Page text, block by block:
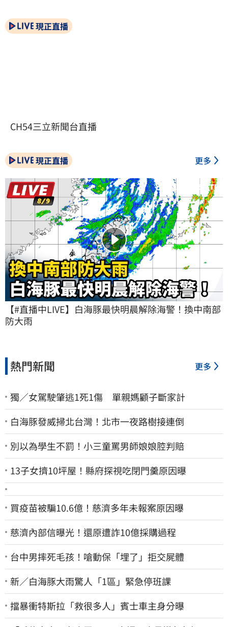
現正直播
CH54三立新聞台直播
現正直播 更多
【#直播中LIVE】白海豚最快明晨解除海警！換中南部
防大雨
熱門新聞 更多
獨／女駕駛肇逃1死1傷 單親媽顧子斷家計
白海豚發威掃北台灣！北市一夜路樹接連倒
別以為學生不罰！小三童罵男師娘娘腔判賠
13子女擠10坪屋！縣府探視吃閉門羹原因曝
買疫苗被騙10.6億！慈濟多年未報案原因曝
慈濟內部信曝光！還原遭詐10億採購過程
台中男摔死毛孩！嗆動保「埋了」拒交屍體
新／白海豚大雨驚人「1區」緊急停班課
擋暴衝特斯拉「救很多人」賓士車主身分曝